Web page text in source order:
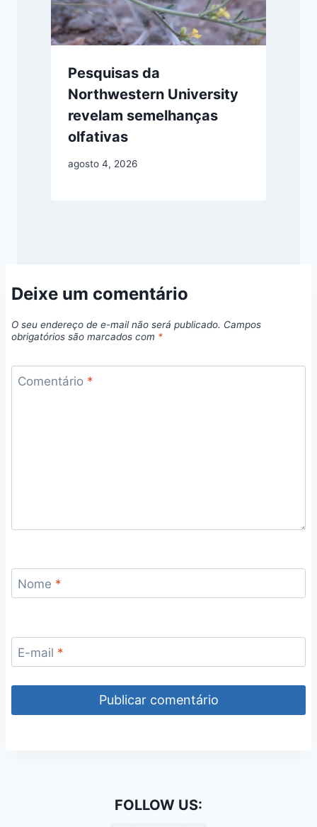
Pesquisas da
Northwestern University
revelam semelhanças
olfativas
agosto 4, 2026
Deixe um comentário
O seu endereço de e-mail não será publicado. Campos
obrigatórios são marcados com *
Comentário *
Nome *
E-mail *
FOLLOW US: